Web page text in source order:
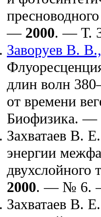
— 2000. — Т.
Заворуев В. В.,
длин волн 3
от времени
Биофизика. —
Захватаев В. Е.
энергии
2000. — № 6.
Захватаев В. Е.